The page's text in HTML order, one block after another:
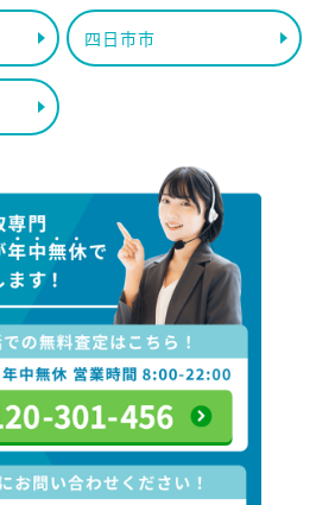
四日市市